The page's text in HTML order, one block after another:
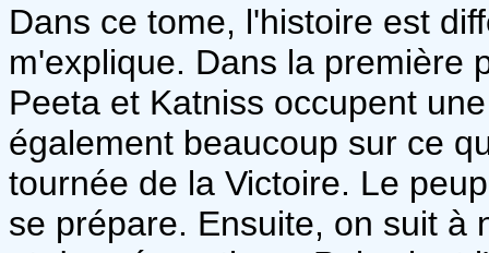
Dans ce tome, l'histoire est
m'explique. Dans la première
Peeta et Katniss occupent
également beaucoup sur ce
tournée de la Victoire. Le
se prépare. Ensuite, on suit à